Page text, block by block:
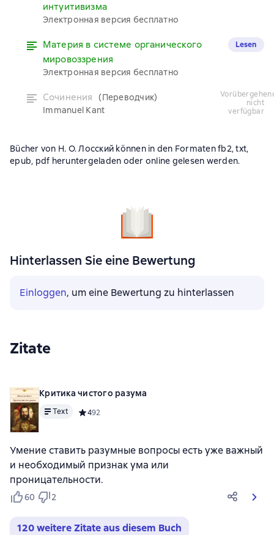
интуитивизма
Электронная версия бесплатно
Материя в системе органического
мировоззрения
Электронная версия бесплатно
Lesen
Сочинения
(Переводчик)
Immanuel Kant
vorübergehend
nicht
verfügbar
Bücher von Н. О. Лосский können in den Formaten fb2, txt,
epub, pdf heruntergeladen oder online gelesen werden.
Hinterlassen Sie eine Bewertung
Einloggen, um eine Bewertung zu hinterlassen
Zitate
Критика чистого разума
Text Средний рейтинг 4 на основе 92 оценок
492
Умение ставить разумные вопросы есть уже важный
и необходимый признак ума или
проницательности.
60 2
120 weitere Zitate aus diesem Buch